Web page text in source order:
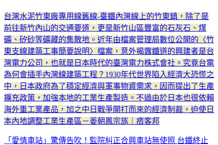
台灣水泥竹東廠專用線舊線-臺鐵內灣線上的竹東鎮，除了是
前往新竹內山的交通要道，更是新竹山區豐富的石灰石、煤
礦、矽砂等礦藏的集散地。近年由檔案管理局數位公開的〈竹
東支線建築工事簡要說明〉檔案，意外揭露鐵道的興建者是台
灣電力公司，也就是日本時代的臺灣電力株式會社。究竟台電
為何會插手內灣線建築工程？1930年代世界陷入經濟大恐慌之
中，日本政府為了穩定經濟與軍事物資需求，因而提出了生產
擴充政策，加強本地的工業生產製造。不過由於日本也很依賴
海外重工業產品，加之中日戰爭開打而來的經濟制裁，迫使日
本內地調整工業生產區－姜朝鳳宗族｜痞客邦
「愛情車站」驚傳告吹！監院糾正合興車站無使照 台鐵終止